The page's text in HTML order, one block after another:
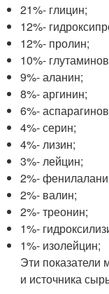
21%- глицин;
12%-
12%- пролин;
10%-
9%- аланин;
8%- аргинин;
6%-
4%- серин;
4%- лизин;
3%- лейцин;
2%-
2%- валин;
2%- треонин;
1%-
1%- изолейцин;
Эти показатели
и источника